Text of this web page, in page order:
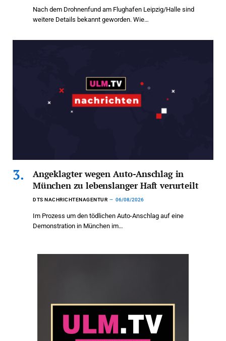
Nach dem Drohnenfund am Flughafen Leipzig/Halle sind
weitere Details bekannt geworden. Wie…
Angeklagter wegen Auto-Anschlag in
München zu lebenslanger Haft verurteilt
DTS NACHRICHTENAGENTUR 06/08/2026
Im Prozess um den tödlichen Auto-Anschlag auf eine
Demonstration in München im…